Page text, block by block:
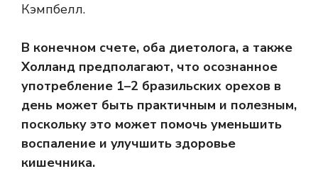
Кэмпбелл.
В конечном счете, оба диетолога, а также
Холланд предполагают, что осознанное
употребление 1–2 бразильских орехов в
день может быть практичным и полезным,
поскольку это может помочь уменьшить
воспаление и улучшить здоровье
кишечника.